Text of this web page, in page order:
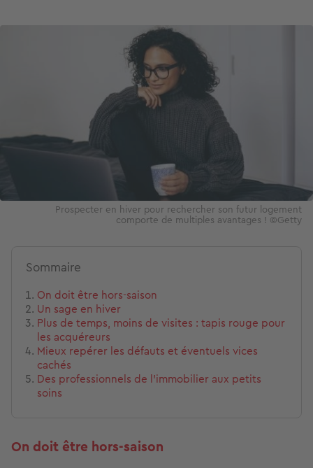
Prospecter en hiver pour rechercher son futur logement
comporte de multiples avantages ! ©Getty
Sommaire
On doit être hors-saison
Un sage en hiver
Plus de temps, moins de visites : tapis rouge pour
les acquéreurs
Mieux repérer les défauts et éventuels vices
cachés
Des professionnels de l’immobilier aux petits
soins
On doit être hors-saison